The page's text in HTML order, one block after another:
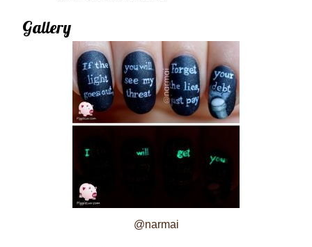
Gallery
@narmai